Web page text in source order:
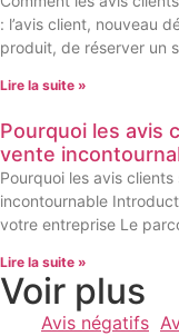
: l’avis client, nouveau
produit, de réserver un
Lire la suite »
Pourquoi les avis
vente
Pourquoi les avis
incontournable
votre entreprise Le
Lire la suite »
Voir plus
Avis négatifs